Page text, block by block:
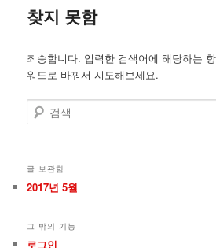
컨
텐
로
뛰
넘
컨
텐
로
뛰
넘
찾지 못함
죄송합니다. 입력한 검색어에 해당하는
워드로 바꿔서 시도해보세요.
검
색
글 보관함
2017년 5월
그 밖의 기능
로그인